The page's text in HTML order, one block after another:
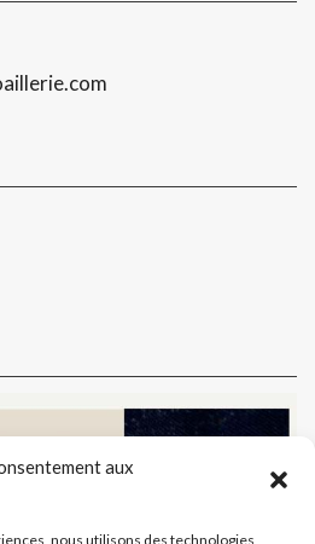
aux
nous utilisons des technologies